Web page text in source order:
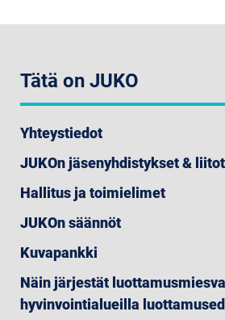
Tätä on JUKO
Yhteystiedot
JUKOn jäsenyhdistykset & liitot
Hallitus ja toimielimet
JUKOn säännöt
Kuvapankki
Näin järjestät
hyvinvointialueilla